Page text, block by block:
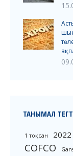
ТАНЫМАЛ
1 тоқсан
COFCO